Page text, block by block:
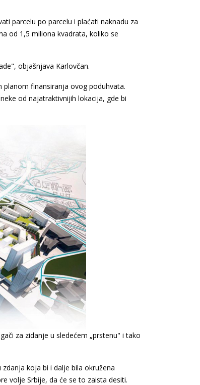
parcelu po parcelu i plaćati naknadu za
od 1,5 miliona kvadrata, koliko se
objašnjava Karlovčan.
planom finansiranja ovog poduhvata.
od najatraktivnijih lokacija, gde bi
za zidanje u sledećem „prstenu" i tako
koja bi i dalje bila okružena
volje Srbije, da će se to zaista desiti.